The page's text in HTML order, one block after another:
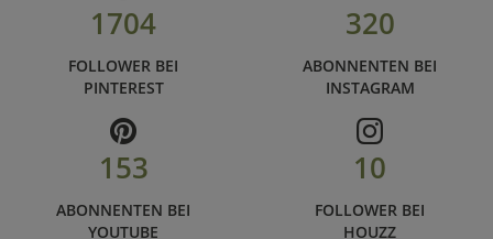
1704
FOLLOWER BEI
PINTEREST
320
ABONNENTEN BEI
INSTAGRAM
153
ABONNENTEN BEI
YOUTUBE
10
FOLLOWER BEI
HOUZZ